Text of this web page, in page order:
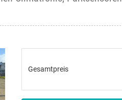
Gesamtpreis